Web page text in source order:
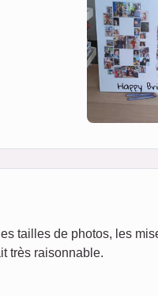
tailles de photos, les
très raisonnable.